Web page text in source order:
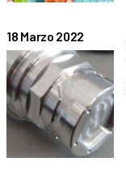
18 Marzo 2022